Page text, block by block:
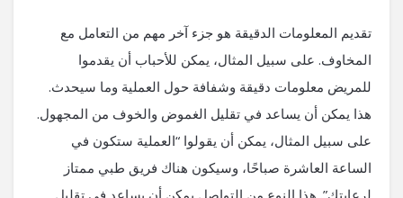
تقديم المعلومات الدقيقة هو جزء آخر مهم من التعامل مع
المخاوف. على سبيل المثال، يمكن للأحباب أن يقدموا
للمريض معلومات دقيقة وشفافة حول العملية وما سيحدث.
هذا يمكن أن يساعد في تقليل الغموض والخوف من المجهول.
على سبيل المثال، يمكن أن يقولوا “العملية ستكون في
الساعة العاشرة صباحًا، وسيكون هناك فريق طبي ممتاز
لرعايتك”. هذا النوع من التواصل يمكن أن يساعد في تقليل